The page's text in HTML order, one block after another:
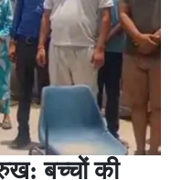
बच्चों की